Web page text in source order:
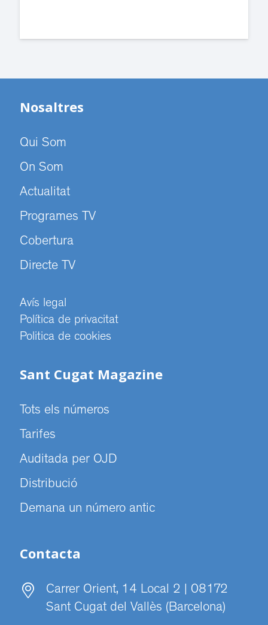
Nosaltres
Qui Som
On Som
Actualitat
Programes TV
Cobertura
Directe TV
Avís legal
Política de privacitat
Politica de cookies
Sant Cugat Magazine
Tots els números
Tarifes
Auditada per OJD
Distribució
Demana un número antic
Contacta
Carrer Orient, 14 Local 2 | 08172
Sant Cugat del Vallès (Barcelona)